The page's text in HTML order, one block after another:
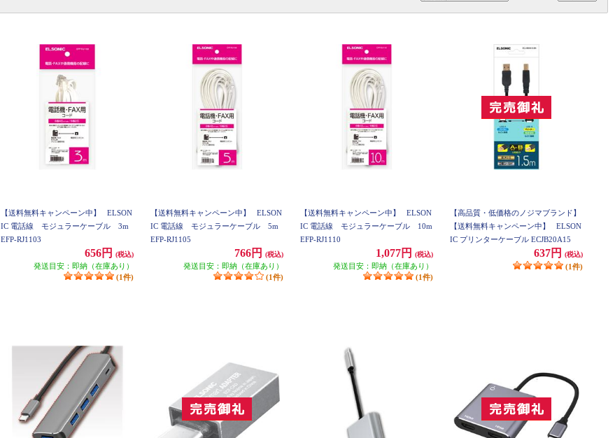
【送料無料キャンペーン中】
ELSON
IC 電話線 モジュラーケーブル 3m
EFP-RJ1103
656円 (税込)
発送目安：即納（在庫あり）
(1件)
【送料無料キャンペーン中】
ELSON
IC 電話線 モジュラーケーブル 5m
EFP-RJ1105
766円 (税込)
発送目安：即納（在庫あり）
(1件)
【送料無料キャンペーン中】
ELSON
IC 電話線 モジュラーケーブル 10m
EFP-RJ1110
1,077円 (税込)
発送目安：即納（在庫あり）
(1件)
【高品質・低価格のノジマブランド】
【送料無料キャンペーン中】
ELSON
IC プリンターケーブル ECJB20A15
637円 (税込)
(1件)